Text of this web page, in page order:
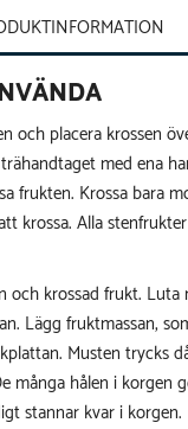
och placera krossen
med ena
frukten. Krossa bara
krossa. Alla
och krossad frukt.
Lägg fruktmassan,
Musten trycks
många hålen i
stannar kvar i korgen.